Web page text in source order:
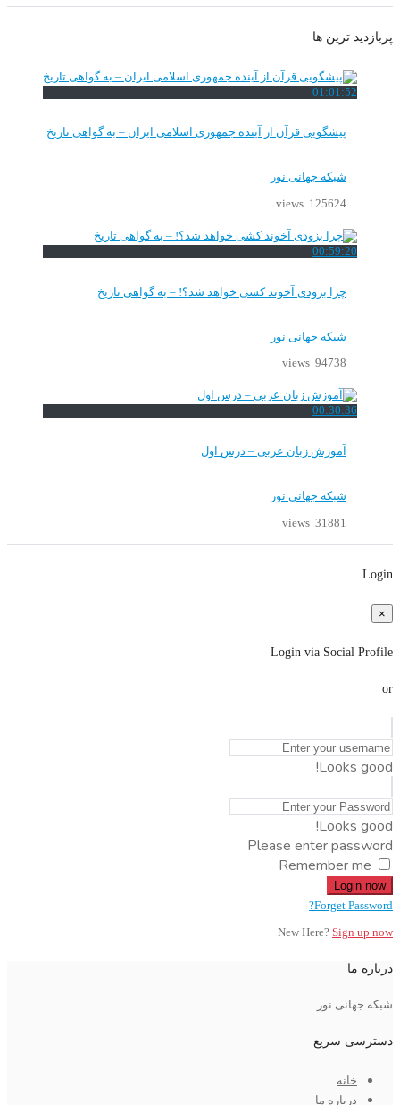
پربازدید ترین ها
01:01:52
پیشگویی قرآن از آینده جمهوری اسلامی ایران – به گواهی تاریخ
شبکه جهانی نور
125624 views
00:59:20
چرا بزودی آخوند کشی خواهد شد؟! – به گواهی تاریخ
شبکه جهانی نور
94738 views
00:30:36
آموزش زبان عربی – درس اول
شبکه جهانی نور
31881 views
Login
×
Login via Social Profile
or
Looks good!
Looks good!
Please enter password
Remember me
Login now
Forget Password?
New Here? Sign up now
درباره ما
شبکه جهانی نور
دسترسی سریع
خانه
درباره ما